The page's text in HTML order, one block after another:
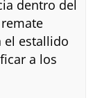
dentro del
el estallido
a los